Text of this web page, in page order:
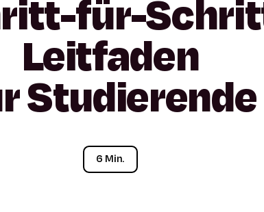
für-
Leitfaden
Studierende
6 Min.